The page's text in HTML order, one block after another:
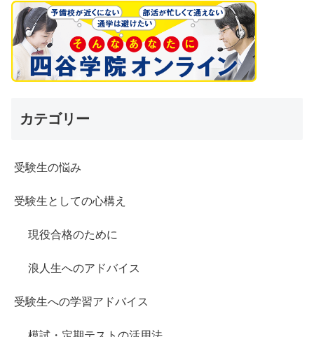
カテゴリー
受験生の悩み
受験生としての心構え
現役合格のために
浪人生へのアドバイス
受験生への学習アドバイス